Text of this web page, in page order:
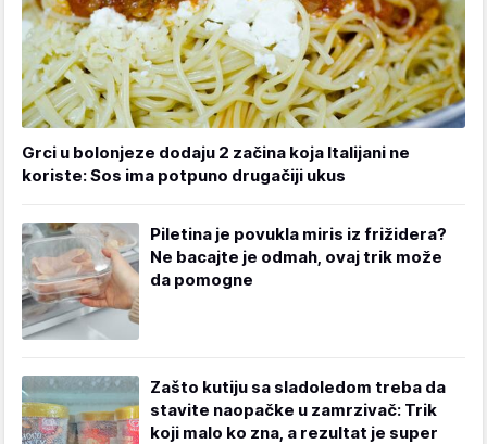
Grci u bolonjeze dodaju 2 začina koja Italijani ne
koriste: Sos ima potpuno drugačiji ukus
Piletina je povukla miris iz frižidera?
Ne bacajte je odmah, ovaj trik može
da pomogne
Zašto kutiju sa sladoledom treba da
stavite naopačke u zamrzivač: Trik
koji malo ko zna, a rezultat je super